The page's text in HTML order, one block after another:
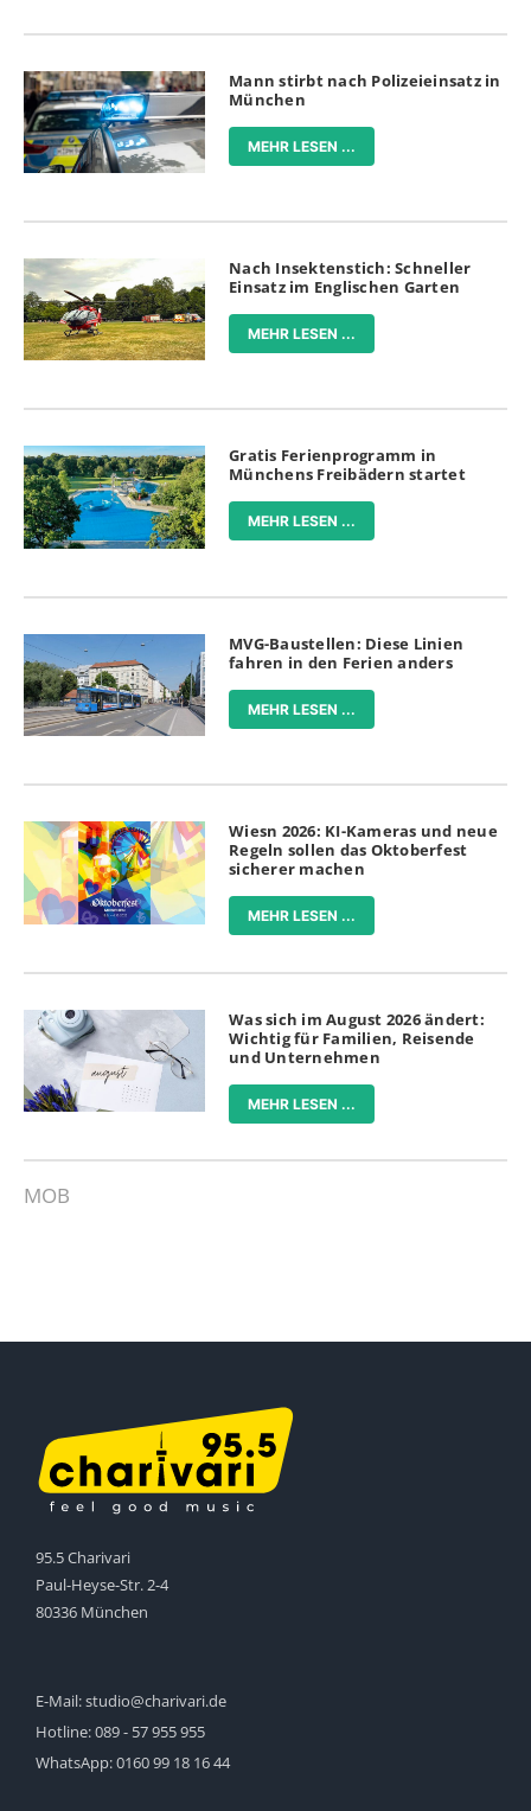
Mann stirbt nach Polizeieinsatz in
München
MEHR LESEN ...
Nach Insektenstich: Schneller
Einsatz im Englischen Garten
MEHR LESEN ...
Gratis Ferienprogramm in
Münchens Freibädern startet
MEHR LESEN ...
MVG-Baustellen: Diese Linien
fahren in den Ferien anders
MEHR LESEN ...
Wiesn 2026: KI-Kameras und neue
Regeln sollen das Oktoberfest
sicherer machen
MEHR LESEN ...
Was sich im August 2026 ändert:
Wichtig für Familien, Reisende
und Unternehmen
MEHR LESEN ...
MOB
95.5 Charivari
Paul-Heyse-Str. 2-4
80336 München
E-Mail:studio@charivari.de
Hotline:089 - 57 955 955
WhatsApp:0160 99 18 16 44